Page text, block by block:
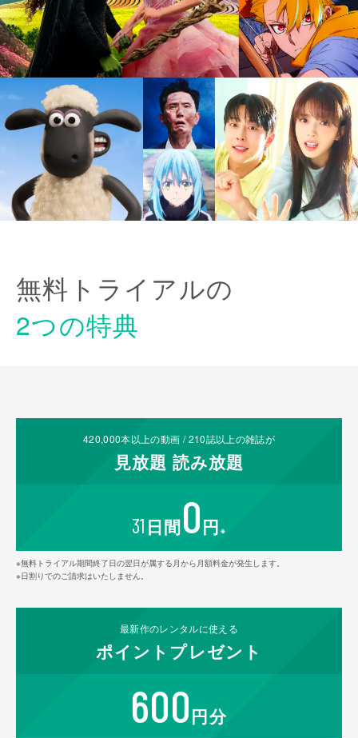
無料トライアルの
2つの特典
420,000本以上の動画 /210誌以上の雑誌が
見放題 読み放題
31 日間0円 ※
※無料トライアル期間終了日の翌日が属する月から月額料金が発生します。
※日割りでのご請求はいたしません。
最新作のレンタルに使える
ポイント プレゼント
600円分